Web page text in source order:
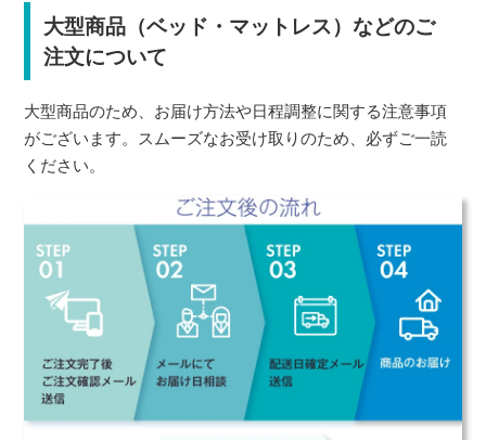
大型商品（ベッド・マットレス）などのご
注文について
大型商品のため、お届け方法や日程調整に関する注意事項
がございます。スムーズなお受け取りのため、必ずご一読
ください。